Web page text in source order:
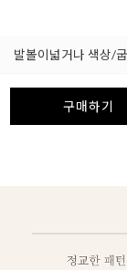
발볼이넓거나 색상/
구매하기